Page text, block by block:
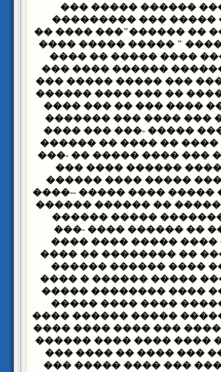
���� ��� ��� ������
������ ��� �����
������� ����� ��
... ���� ��������� "
���� ���� ��� ����
���� ����� ������
��� ����� ����� ���
����� ����� ���� ��
��� ������ �� ����
��� ��� ���� ��� ����
���� ��� ����� ����� -
���� ������ ���� ��
������� �� �� ��� ����
�� ������ ����
������ ��� ��� �����
������ ��� �� �����
���� �� ���� ����� ��
���� ���� �������
������ ���� ��
������� �� ����
����� ��� ���� ��
�� ���� ���� ����
����� ���� ��� �����
��� ����� ��� ����
����� ��� ����� ����
����� ��� �������
�� �� ��� ��� ���� ���
-����� ������ ����
������ ����� ���
-��� ��� ������ ���